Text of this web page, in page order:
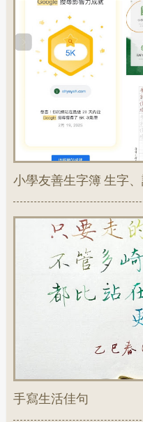
小學友善生字簿 生字
手寫生活佳句